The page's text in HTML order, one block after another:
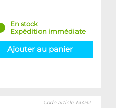
En stock
Expédition immédiate
Ajouter au panier
Code article 14492